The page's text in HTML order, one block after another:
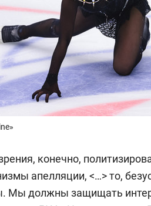
конечно,
апелляции, <…> то,
Мы должны защищать